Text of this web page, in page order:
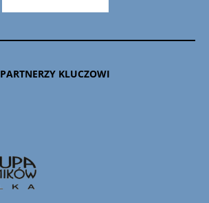
PARTNERZY KLUCZOWI